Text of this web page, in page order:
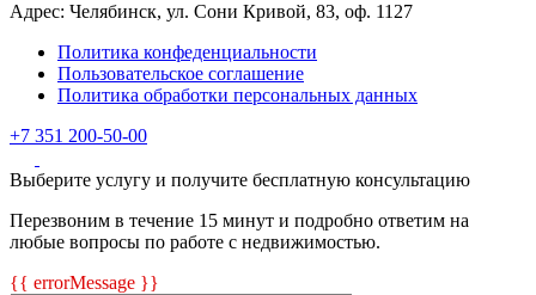
Адрес: Челябинск, ул. Сони Кривой, 83, оф. 1127
Политика конфеденциальности
Пользовательское соглашение
Политика обработки персональных данных
+7 351 200-50-00
Выберите услугу и получите бесплатную консультацию
Перезвоним в течение 15 минут и подробно ответим на
любые вопросы по работе с недвижимостью.
{{ errorMessage }}